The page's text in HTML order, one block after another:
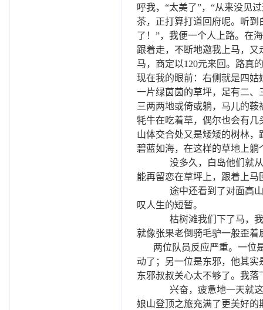
呼我，“太美了”，“从来没见
茶，正打算打道回府呢。听
了！”，我便一个人上路。在
跟着走，不断地邀我上马，又
马，商定以120元来回。路真
现在我的眼前：右侧就是四
一片绿茵茵的草坪，足有二
三两两地或倚或躺，马儿的
牦牛在吃着草，偶尔也会有
山体交合处又是矮矮的树林
碧蓝如海，在这样的草地上
没多久，白岛他们就
能再留恋在草坪上，跟着上马
途中还看到了对面高
叹人生的短暂。
枯树滩我们下了马，
就像张果老倒骑毛驴一般歪
两位队员反应严重。一位
动了；另一位是东邪，他其
东邪叔叔关心太不够了。我
兴奋，疲惫地一天就
娘山登顶之旅充满了更美好的